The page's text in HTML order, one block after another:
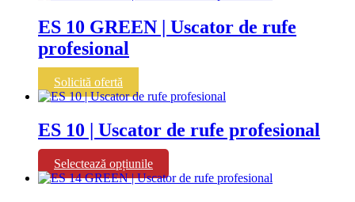
ES 10 GREEN | Uscator de rufe
profesional
Solicită ofertă
ES 10 | Uscator de rufe profesional
Selectează opțiunile
produs